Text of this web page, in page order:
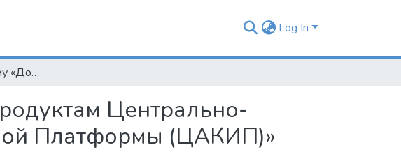
Log In
Совещание на тему «Доступ фермеров к продуктам Центрально-Азиатской Климатической Информационной Платформы (ЦАКИП)» (CACIP)
Центрально-
Платформы (ЦАКИП)»